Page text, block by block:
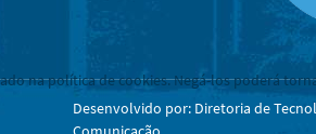
Desenvolvido por: Diretoria de
na política de cookies. Negá-los poderá